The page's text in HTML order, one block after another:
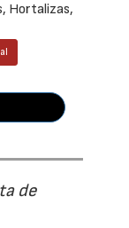
Hortalizas,
de